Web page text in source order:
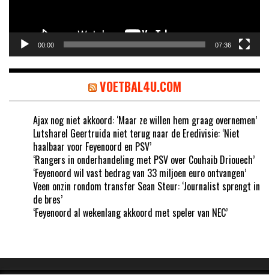
00:00 07:36
VOETBAL4U.COM
Ajax nog niet akkoord: ‘Maar ze willen hem graag overnemen’
Lutsharel Geertruida niet terug naar de Eredivisie: ‘Niet
haalbaar voor Feyenoord en PSV’
‘Rangers in onderhandeling met PSV over Couhaib Driouech’
‘Feyenoord wil vast bedrag van 33 miljoen euro ontvangen’
Veen onzin rondom transfer Sean Steur: ‘Journalist sprengt in
de bres’
‘Feyenoord al wekenlang akkoord met speler van NEC’